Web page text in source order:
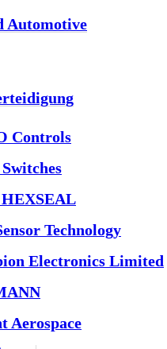
Automotive
Controls
Technology
Electronics Limited
Aerospace